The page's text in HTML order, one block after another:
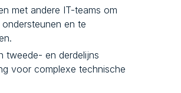
met andere IT-teams om
en te
tweede- en derdelijns
voor complexe technische